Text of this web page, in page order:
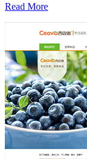
Read More